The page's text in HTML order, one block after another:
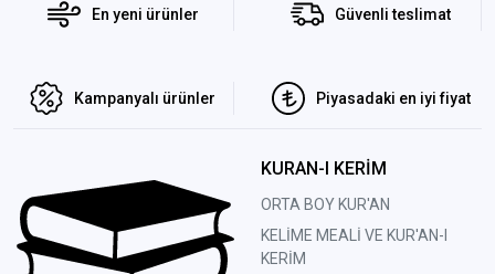
En yeni ürünler Güvenli teslimat
Kampanyalı ürünler Piyasadaki en iyi fiyat
KURAN-I KERİM
ORTA BOY KUR'AN
KELİME MEALİ VE KUR'AN-I
KERİM